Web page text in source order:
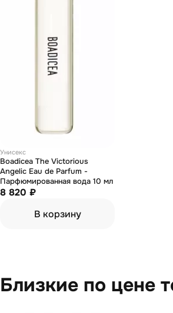
Унисекс
Boadicea The Victorious
Angelic Eau de Parfum -
Парфюмированная вода 10 мл
8 820 ₽
В корзину
Близкие по цене